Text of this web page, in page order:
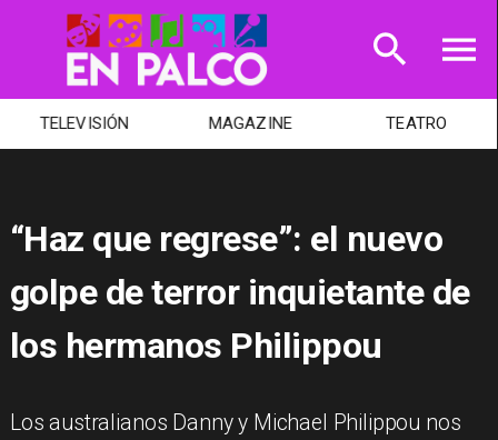
TELEVISIÓN MAGAZINE TEATRO
“Haz que regrese”: el nuevo
golpe de terror inquietante de
los hermanos Philippou
Los australianos Danny y Michael Philippou nos